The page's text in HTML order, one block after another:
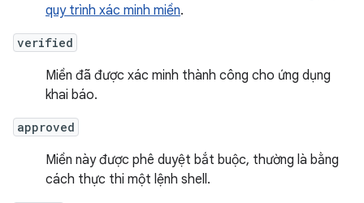
quy trình xác minh miền.
verified
Miền đã được xác minh thành công cho ứng dụng
khai báo.
approved
Miền này được phê duyệt bắt buộc, thường là bằng
cách thực thi một lệnh shell.